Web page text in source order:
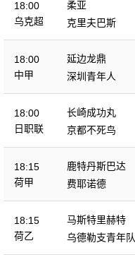
18:00
乌克超
柔亚
克里夫巴斯
18:00
中甲
延边龙鼎
深圳青年人
18:00
日职联
长崎成功丸
京都不死鸟
18:15
荷甲
鹿特丹斯巴达
费耶诺德
18:15
荷乙
马斯特里赫特
乌德勒支青年队